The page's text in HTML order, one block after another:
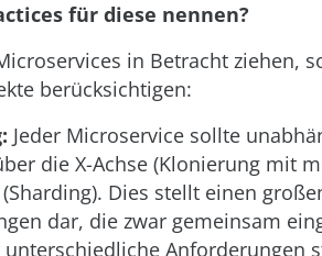
für diese nennen?
in Betracht ziehen,
berücksichtigen:
Jeder Microservice sollte
die X-Achse (Klonierung mit
Dies stellt einen
dar, die zwar gemeinsam
Anforderungen